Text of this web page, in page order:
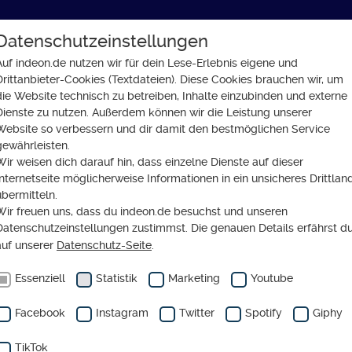
GLAUBE SOZIALES
jüdischen Identität umgeht
mit seiner
umgeht
indeon.de nutzen wir für dein Lese-Erlebnis eigene und
Cookies (Textdateien). Diese Cookies brauchen wir, um
Website technisch zu betreiben, Inhalte einzubinden und externe
zu nutzen. Außerdem können wir die Leistung unserer
so verbessern und dir damit den bestmöglichen Service
weisen dich darauf hin, dass einzelne Dienste auf dieser
möglicherweise Informationen in ein unsicheres
freuen uns, dass du indeon.de besuchst und unseren
zustimmst. Die genauen Details erfährst
unserer Datenschutz-Seite
Essenziell Statistik Marketing Youtube
Facebook Instagram Twitter Spotify Giphy
TikTok